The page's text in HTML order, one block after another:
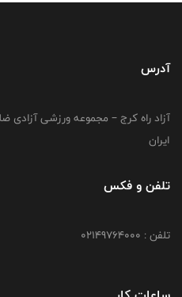
آدرس
آزاد راه کرج – مجموعه ورزشی آزادی
ایران
تلفن و فکس
تلفن : 02149764000